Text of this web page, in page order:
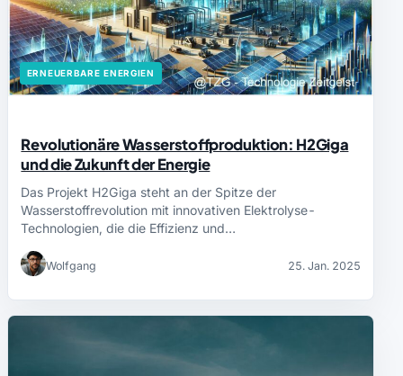
ERNEUERBARE ENERGIEN
Revolutionäre Wasserstoffproduktion: H2Giga
und die Zukunft der Energie
Das Projekt H2Giga steht an der Spitze der
Wasserstoffrevolution mit innovativen Elektrolyse-
Technologien, die die Effizienz und…
Wolfgang 25. Jan. 2025